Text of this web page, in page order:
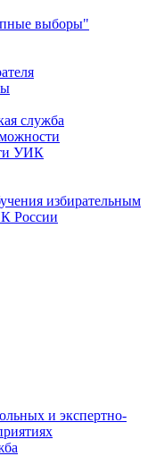
выборы"
служба
УИК
избирательным
России
и экспертно-